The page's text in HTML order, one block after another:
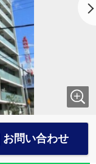
お問い合わせ